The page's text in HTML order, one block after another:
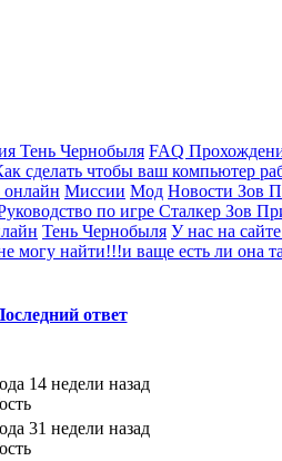
Тень Чернобыля FAQ
сделать чтобы ваш компьютер
онлайн Миссии Мод Новости Зов
по игре Сталкер Зов
Тень Чернобыля У нас на
могу найти!!!и ваще есть ли она
ответ
14 недели назад
31 недели назад